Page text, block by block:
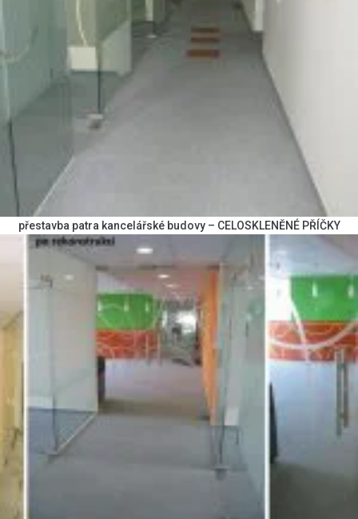
přestavba patra kancelářské budovy – CELOSKLENĚNÉ PŘÍČKY